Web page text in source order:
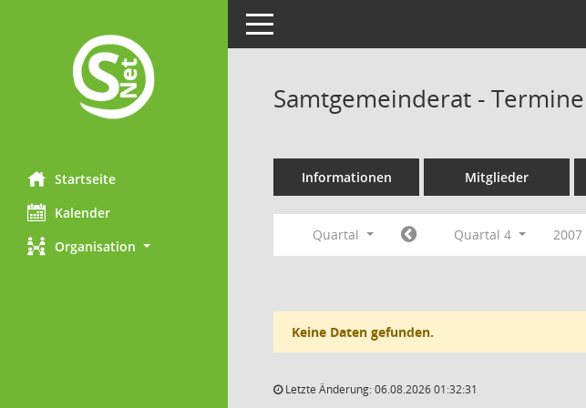
Startseite
Kalender
Organisation
Toggle navigation
Samtgemeinderat -
Informationen Mitglieder
Quartal Quartal 4 2007
Keine Daten gefunden.
Letzte Änderung: 06.08.2026 01:32:31